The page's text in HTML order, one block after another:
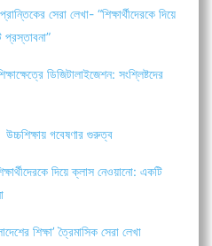
সেরা লেখা- “শিক্ষার্থীদেরকে দিয়ে
ডিজিটালাইজেশন: সংশ্লিষ্টদের
উচ্চশিক্ষায় গবেষণার গুরুত্ব
দিয়ে ক্লাস নেওয়ানো: একটি
শিক্ষা’ ত্রৈমাসিক সেরা লেখা